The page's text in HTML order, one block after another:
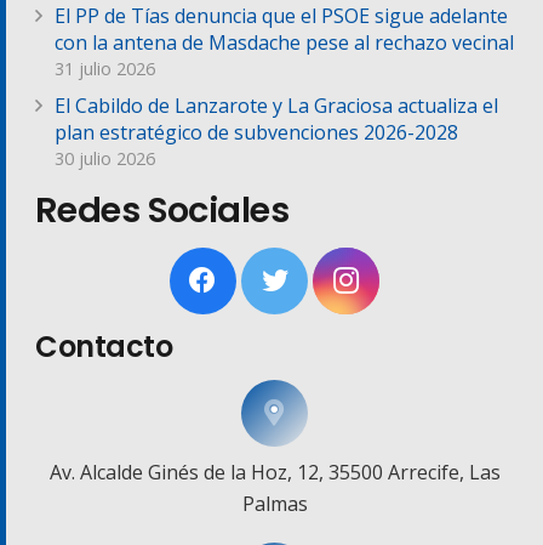
El PP de Tías denuncia que el PSOE sigue adelante
con la antena de Masdache pese al rechazo vecinal
31 julio 2026
El Cabildo de Lanzarote y La Graciosa actualiza el
plan estratégico de subvenciones 2026-2028
30 julio 2026
Redes Sociales
Contacto
Av. Alcalde Ginés de la Hoz, 12, 35500 Arrecife, Las
Palmas